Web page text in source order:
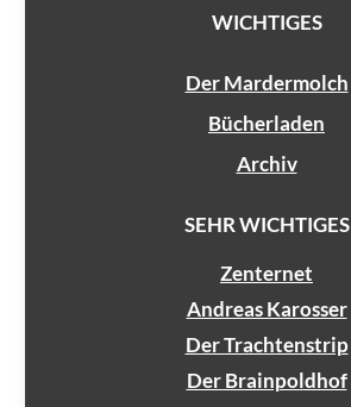
WICHTIGES
Der Mardermolch
Bücherladen
Archiv
SEHR WICHTIGES
Zenternet
Andreas Karosser
Der Trachtenstrip
Der Brainpoldhof